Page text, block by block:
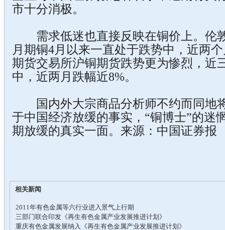
市十分消极。
需求低迷也直接反映在铜价上。伦
月期铜4月以来一直处于跌势中，近两
期货交易所沪铜期货跌势更为惨烈，近
中，近两月跌幅近8%。
国内外大宗商品分析师不约而同地
于中国经济放缓的事实，“铜博士”的迷
期放缓的真实一面。来源：中国证券报
相关新闻